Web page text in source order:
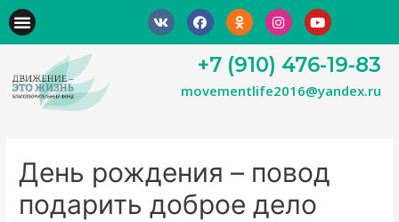
+7 (910) 476-19-83
movementlife2016@yandex.ru
День рождения – повод
подарить доброе дело